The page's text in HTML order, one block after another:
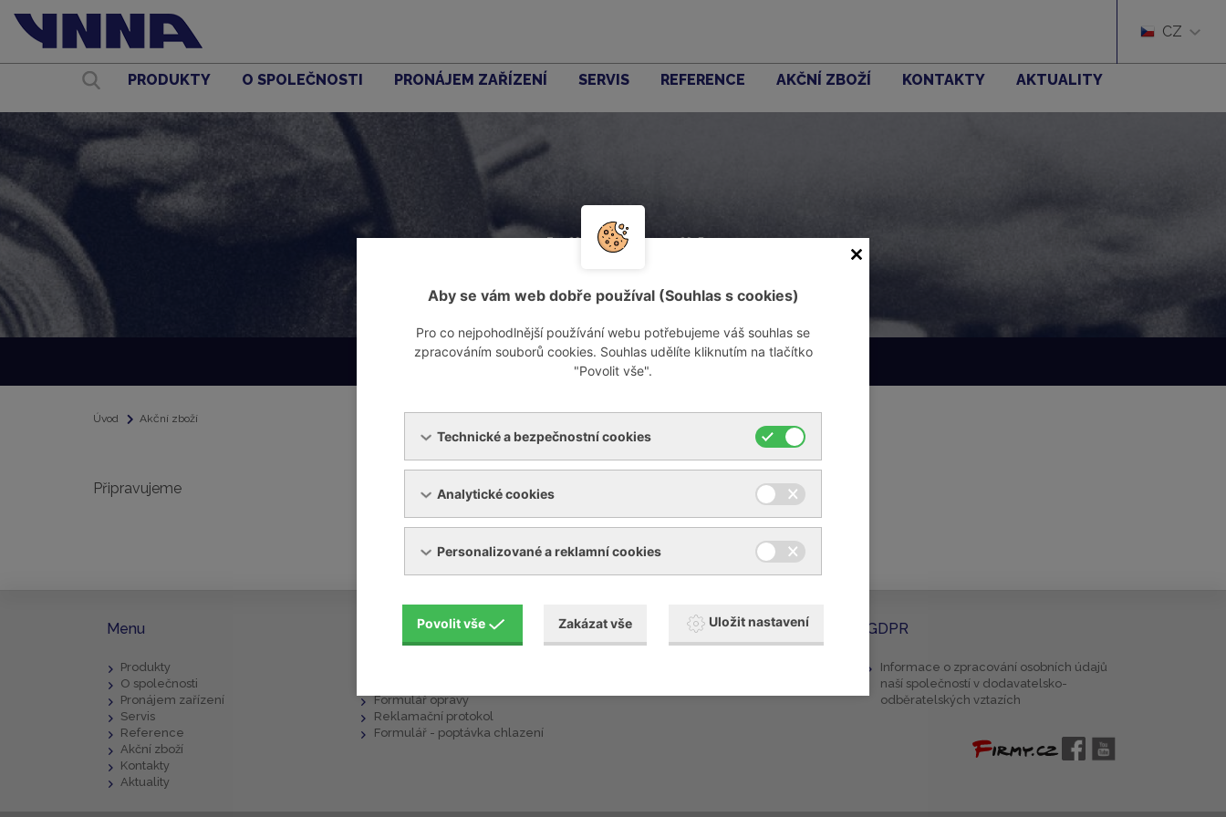
CZ
PRODUKTY O SPOLEČNOSTI PRONÁJEM ZAŘÍZENÍ SERVIS REFERENCE AKČNÍ ZBOŽÍ KONTAKTY AKTUALITY
Akční zboží
Úvod Akční zboží
Připravujeme
Menu
Produkty
O společnosti
Pronájem zařízení
Servis
Reference
Akční zboží
Kontakty
Aktuality
Ke stažení
Formulář opravy
Reklamační protokol
Formulář - poptávka chlazení
Služby - jiné GDPR
Informace o zpracování osobních údajů
naší společností v dodavatelsko-
odběratelských vztazích
Aby se vám web dobře používal (Souhlas s cookies)
Pro co nejpohodlnější používání webu potřebujeme váš souhlas se
zpracováním souborů cookies. Souhlas udělíte kliknutím na tlačítko
"Povolit vše".
Technické a bezpečnostní cookies
Analytické cookies
Personalizované a reklamní cookies
Povolit vše Zakázat vše Uložit nastavení